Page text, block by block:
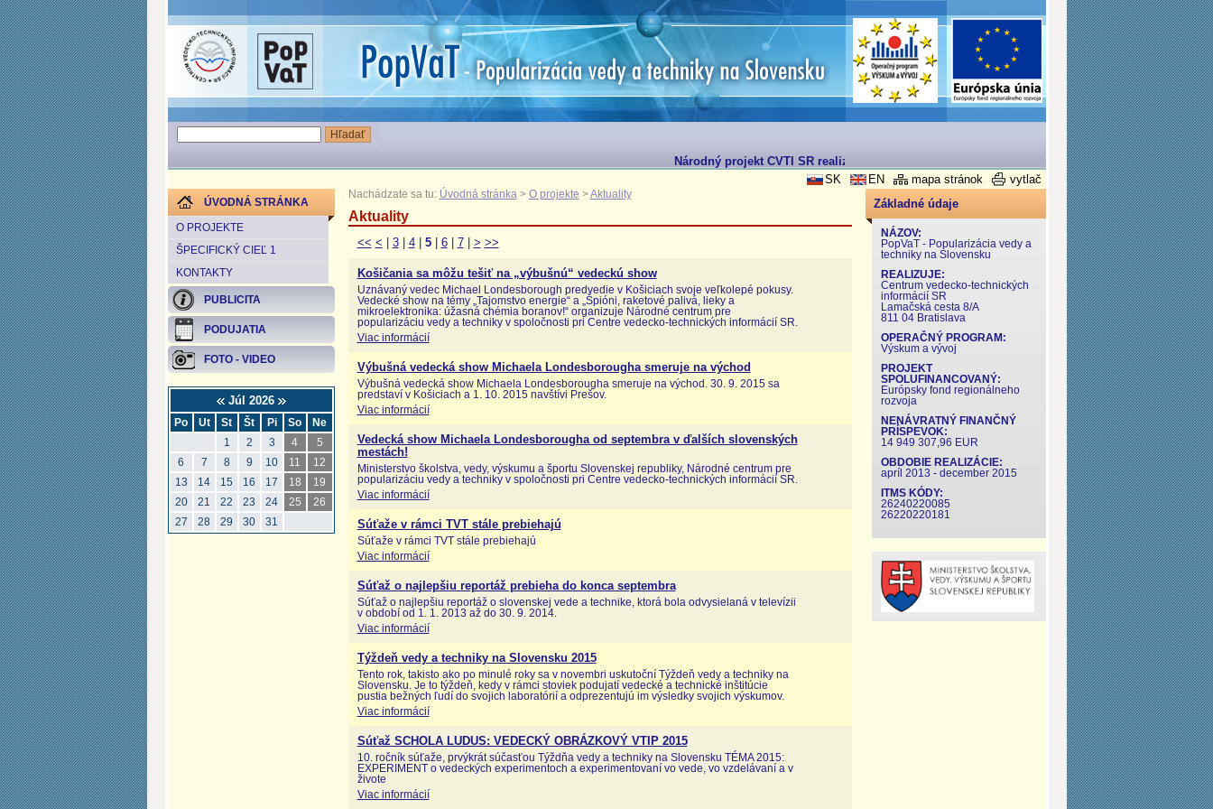
Národný projekt CVTI SR realizovaný v rámci Operačného programu Výskum a Vývoj
vytlač
mapa stránok
EN
SK
ÚVODNÁ STRÁNKA
O PROJEKTE
ŠPECIFICKÝ CIEĽ 1
KONTAKTY
PUBLICITA
PODUJATIA
FOTO - VIDEO
Júl 2026
Po Ut St Št Pi So
Ne
1
2 3 4
5
6
7 8 9 10 11
12
13
14 15 16 17 18
19
20
21 22 23 24 25
26
27
28 29 30 31
Nachádzate sa tu: Úvodná stránka > O projekte >Aktuality
Aktuality
<< < 3| 4| 5| 6| 7| > >>
Košičania sa môžu tešiť na „výbušnú“ vedeckú show
Uznávaný vedec Michael Londesborough predvedie v Košiciach svoje veľkolepé pokusy.
Vedecké show na témy „Tajomstvo energie“ a „Špióni, raketové palivá, lieky a
mikroelektronika: úžasná chémia boranov!“ organizuje Národné centrum pre
popularizáciu vedy a techniky v spoločnosti pri Centre vedecko-technických informácií SR.
Viac informácií
Výbušná vedecká show Michaela Londesborougha smeruje na východ
Výbušná vedecká show Michaela Londesborougha smeruje na východ. 30. 9. 2015 sa
predstaví v Košiciach a 1. 10. 2015 navštívi Prešov.
Viac informácií
Vedecká show Michaela Londesborougha od septembra v ďalších slovenských
mestách!
Ministerstvo školstva, vedy, výskumu a športu Slovenskej republiky, Národné centrum pre
popularizáciu vedy a techniky v spoločnosti pri Centre vedecko-technických informácií SR.
Viac informácií
Súťaže v rámci TVT stále prebiehajú
Súťaže v rámci TVT stále prebiehajú
Viac informácií
Súťaž o najlepšiu reportáž prebieha do konca septembra
Súťaž o najlepšiu reportáž o slovenskej vede a technike, ktorá bola odvysielaná v televízii
v období od 1. 1. 2013 až do 30. 9. 2014.
Viac informácií
Týždeň vedy a techniky na Slovensku 2015
Tento rok, takisto ako po minulé roky sa v novembri uskutoční Týždeň vedy a techniky na
Slovensku. Je to týždeň, kedy v rámci stoviek podujatí vedecké a technické inštitúcie
pustia bežných ľudí do svojich laboratórií a odprezentujú im výsledky svojich výskumov.
Viac informácií
Súťaž SCHOLA LUDUS: VEDECKÝ OBRÁZKOVÝ VTIP 2015
10. ročník súťaže, prvýkrát súčasťou Týždňa vedy a techniky na Slovensku TÉMA 2015:
EXPERIMENT o vedeckých experimentoch a experimentovaní vo vede, vo vzdelávaní a v
živote
Viac informácií
Základné údaje
NÁZOV:
PopVaT - Popularizácia vedy a
techniky na Slovensku
REALIZUJE:
Centrum vedecko-technických
informácií SR
Lamačská cesta 8/A
811 04 Bratislava
OPERAČNÝ PROGRAM:
Výskum a vývoj
PROJEKT
SPOLUFINANCOVANÝ:
Európsky fond regionálneho
rozvoja
NENÁVRATNÝ FINANČNÝ
PRÍSPEVOK:
14 949 307,96 EUR
OBDOBIE REALIZÁCIE:
apríl 2013 - december 2015
ITMS KÓDY:
26240220085
26220220181